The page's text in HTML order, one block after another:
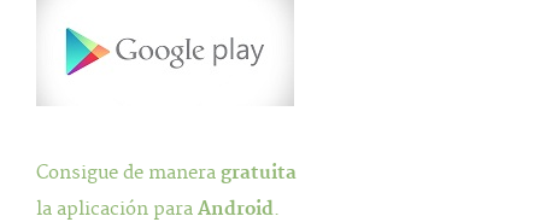
Consigue de manera gratuita
la aplicación para Android.